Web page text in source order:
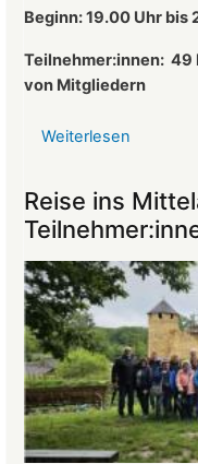
des
Beginn: 19.00 Uhr bis
Teilnehmer:innen: 49
von Mitgliedern
Weiterlesen
vom
Reise ins